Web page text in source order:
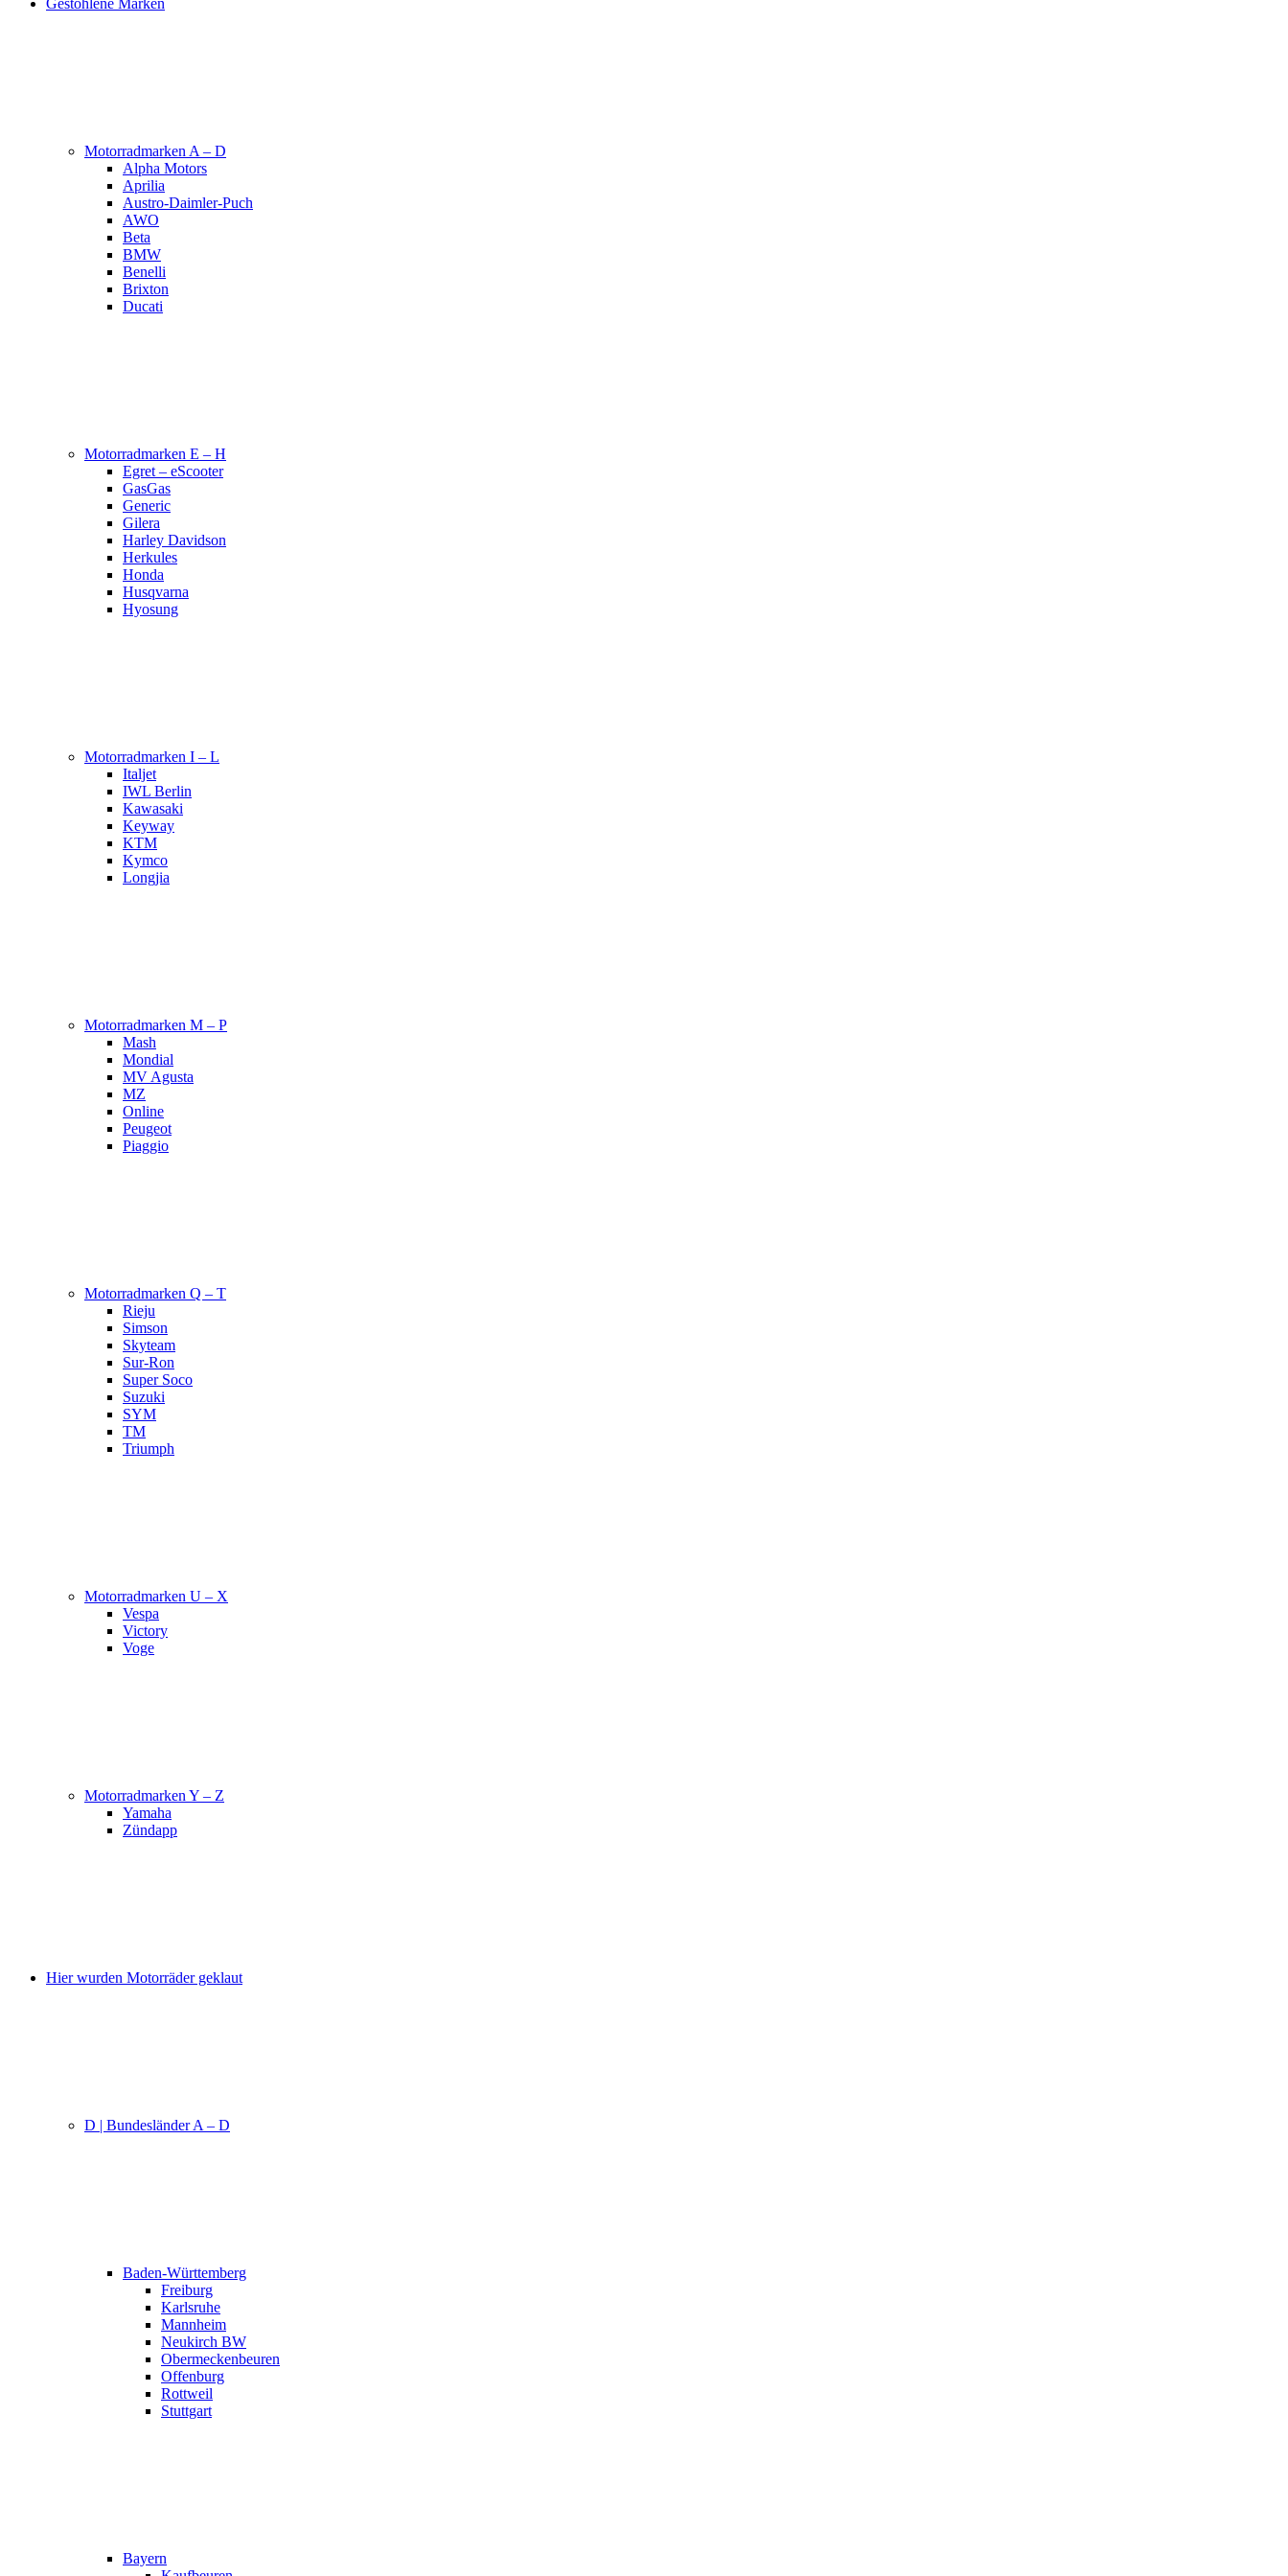
Gestohlene Marken
Motorradmarken A – D
Alpha Motors
Aprilia
Austro-Daimler-Puch
AWO
Beta
BMW
Benelli
Brixton
Ducati
Motorradmarken E – H
Egret – eScooter
GasGas
Generic
Gilera
Harley Davidson
Herkules
Honda
Husqvarna
Hyosung
Motorradmarken I – L
Italjet
IWL Berlin
Kawasaki
Keyway
KTM
Kymco
Longjia
Motorradmarken M – P
Mash
Mondial
MV Agusta
MZ
Online
Peugeot
Piaggio
Motorradmarken Q – T
Rieju
Simson
Skyteam
Sur-Ron
Super Soco
Suzuki
SYM
TM
Triumph
Motorradmarken U – X
Vespa
Victory
Voge
Motorradmarken Y – Z
Yamaha
Zündapp
Hier wurden Motorräder geklaut
D | Bundesländer A – D
Baden-Württemberg
Freiburg
Karlsruhe
Mannheim
Neukirch BW
Obermeckenbeuren
Offenburg
Rottweil
Stuttgart
Bayern